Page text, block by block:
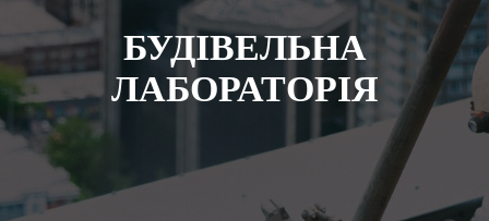
БУДIВЕЛЬНА
ЛАБОРАТОРIЯ